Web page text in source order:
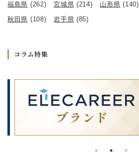
福島県 (262) 宮城県 (214) 山形県 (140)
秋田県 (108) 岩手県 (85)
コラム特集